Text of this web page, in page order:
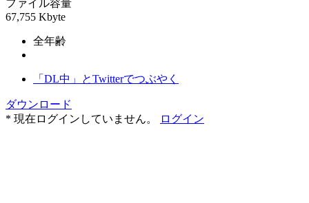
ファイル容量
67,755 Kbyte
全年齢
「DL中」とTwitterでつぶやく
ダウンロード
* 現在ログインしていません。
ログイン